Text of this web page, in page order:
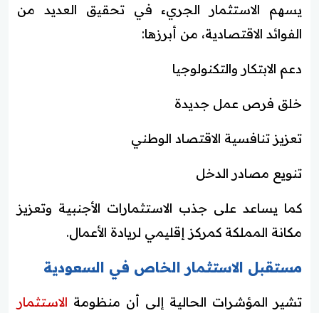
يسهم الاستثمار الجريء في تحقيق العديد من
الفوائد الاقتصادية، من أبرزها:
دعم الابتكار والتكنولوجيا
خلق فرص عمل جديدة
تعزيز تنافسية الاقتصاد الوطني
تنويع مصادر الدخل
كما يساعد على جذب الاستثمارات الأجنبية وتعزيز
مكانة المملكة كمركز إقليمي لريادة الأعمال.
مستقبل الاستثمار الخاص في السعودية
تشير المؤشرات الحالية إلى أن منظومة الاستثمار